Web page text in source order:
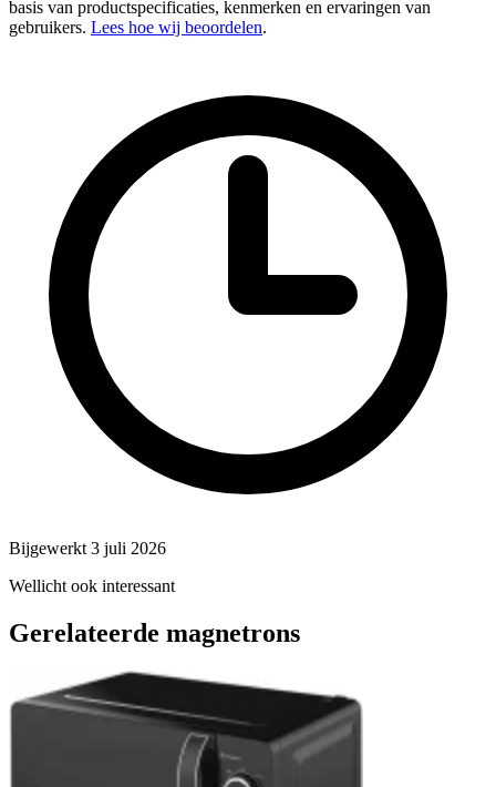
basis van productspecificaties, kenmerken en ervaringen van
gebruikers. Lees hoe wij beoordelen.
Bijgewerkt 3 juli 2026
Wellicht ook interessant
Gerelateerde magnetrons